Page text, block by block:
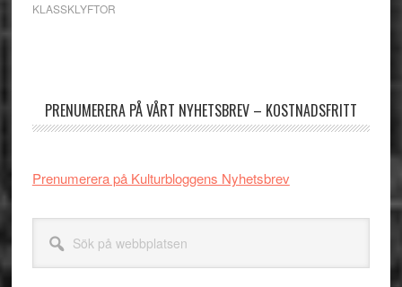
KLASSKLYFTOR
PRENUMERERA PÅ VÅRT NYHETSBREV – KOSTNADSFRITT
Prenumerera på Kulturbloggens Nyhetsbrev
webbplatsen